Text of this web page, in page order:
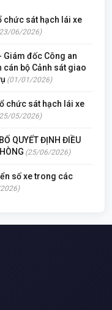
chức sát hạch lái xe
06/2026)
Giám đốc Công an
cán bộ Cảnh sát giao
(01/01/2026)
chức sát hạch lái xe
05/2026)
QUYẾT ĐỊNH ĐIỀU
(25/06/2026)
số xe trong các